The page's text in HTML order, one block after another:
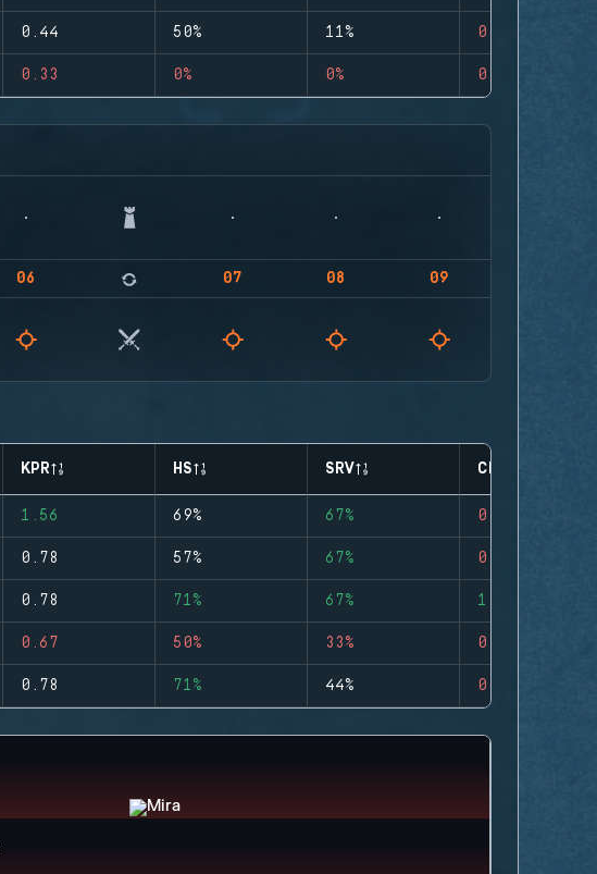
0.44 50% 11% 0
0.33 0% 0% 0
06 07 08 09
KPR HS SRV CLUTCHES
1.56 69% 67% 0
0.78 57% 67% 0
0.78 71% 67% 1
0.67 50% 33% 0
0.78 71% 44% 0